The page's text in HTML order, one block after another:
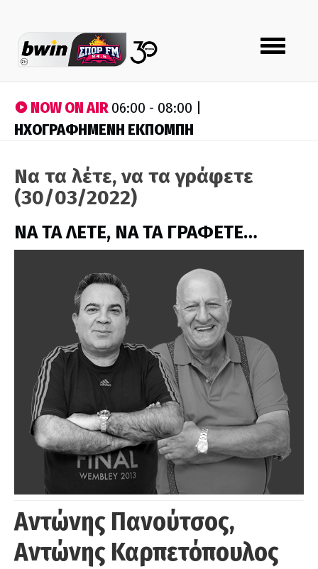
Toggle
navigation
NOW ON AIR06:00 - 08:00 |
ΗΧΟΓΡΑΦΗΜΕΝΗ ΕΚΠΟΜΠΗ
Να τα λέτε, να τα γράφετε
(30/03/2022)
ΝΑ ΤΑ ΛΕΤΕ, ΝΑ ΤΑ ΓΡΑΦΕΤΕ…
Αντώνης Πανούτσος,
Αντώνης Καρπετόπουλος